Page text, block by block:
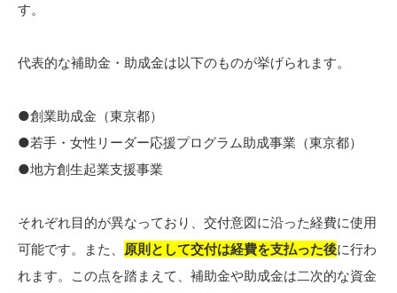
す。
代表的な補助金・助成金は以下のものが挙げられます。
●創業助成金（東京都）
●若手・女性リーダー応援プログラム助成事業（東京都）
●地方創生起業支援事業
それぞれ目的が異なっており、交付意図に沿った経費に使用
可能です。また、 原則として交付は経費を支払った後に行わ
れます。この点を踏まえて、補助金や助成金は二次的な資金